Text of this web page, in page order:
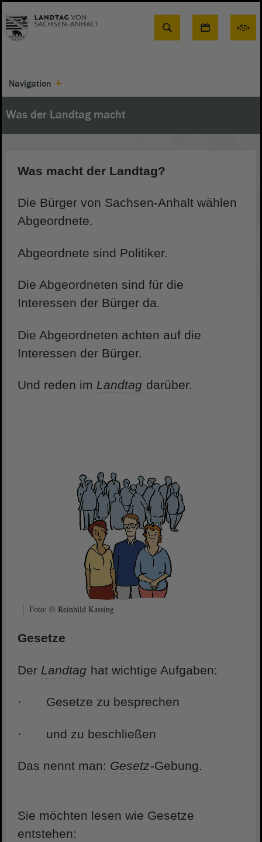
Suche
Navigation
Was der Landtag macht
Was macht der Landtag?
Die Bürger von Sachsen-Anhalt wählen
Abgeordnete.
Abgeordnete sind Politiker.
Die Abgeordneten sind für die
Interessen der Bürger da.
Die Abgeordneten achten auf die
Interessen der Bürger.
Und reden im Landtag darüber.
Foto: © Reinhild Kassing
Gesetze
Der Landtag hat wichtige Aufgaben:
· Gesetze zu besprechen
· und zu beschließen
Das nennt man: Gesetz-Gebung.
Sie möchten lesen wie Gesetze
entstehen: